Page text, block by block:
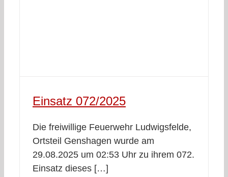
Einsatz 072/2025
Die freiwillige Feuerwehr Ludwigsfelde,
Ortsteil Genshagen wurde am
29.08.2025 um 02:53 Uhr zu ihrem 072.
Einsatz dieses […]